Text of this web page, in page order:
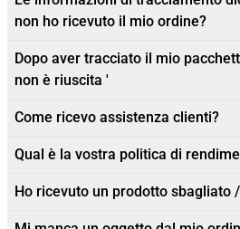
non ho ricevuto il mio ordine?
Dopo aver tracciato il mio
non è riuscita '
Come ricevo assistenza clienti?
Qual è la vostra politica di
Ho ricevuto un prodotto sbagliato